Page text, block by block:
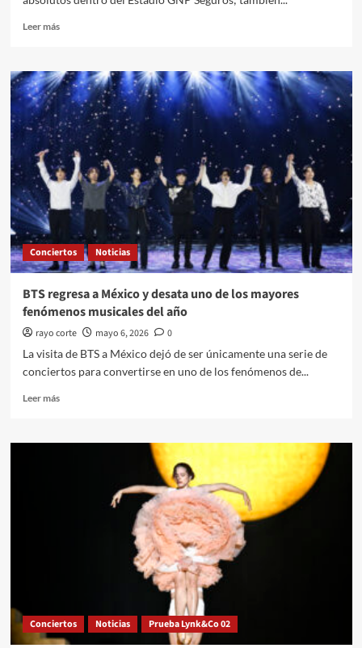
Leer másLeer
La
fiebre
por
BTS
convierte
la
CDMX
en
una
reunión
fans
Conciertos Noticias
BTS regresa a México y desata uno de los mayores
fenómenos musicales del año
rayo corte mayo 6, 2026
0
La visita de BTS a México dejó de ser únicamente una serie de
conciertos para convertirse en uno de los fenómenos de...
Leer másLeer
BTS
del
año
Conciertos Noticias Prueba Lynk&Co 02